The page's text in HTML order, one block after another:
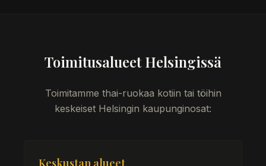
Toimitusalueet Helsingissä
Toimitamme thai-ruokaa kotiin tai töihin
keskeiset Helsingin kaupunginosat:
Keskustan alueet